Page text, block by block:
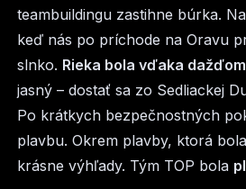
teambuildingu zastihne búrka.
keď nás po príchode na Oravu
slnko. Rieka bola vďaka
jasný – dostať sa zo Sedliackej
Po krátkych bezpečnostných
plavbu. Okrem plavby, ktorá
krásne výhľady. Tým TOP bola